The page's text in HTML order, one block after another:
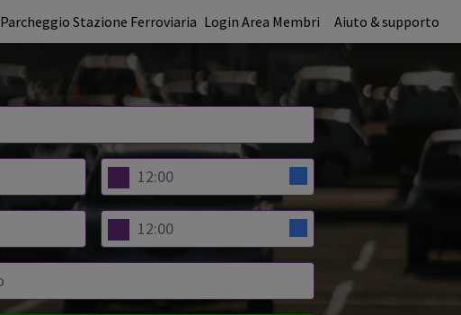
Parcheggio Stazione Ferroviaria Login Area Membri Aiuto & supporto